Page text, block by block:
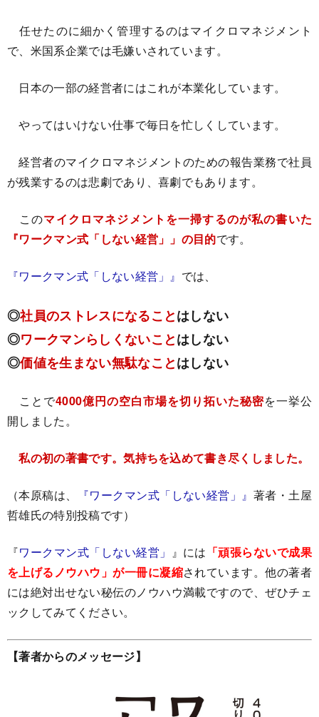
任せたのに細かく管理するのはマイクロマネジメント
で、米国系企業では毛嫌いされています。
日本の一部の経営者にはこれが本業化しています。
やってはいけない仕事で毎日を忙しくしています。
経営者のマイクロマネジメントのための報告業務で社員
が残業するのは悲劇であり、喜劇でもあります。
このマイクロマネジメントを一掃するのが私の書いた
『ワークマン式「しない経営」」の目的です。
『ワークマン式「しない経営」』 では、
◎社員のストレスになることはしない
◎ワークマンらしくないことはしない
◎価値を生まない無駄なことはしない
ことで4000億円の空白市場を切り拓いた秘密を一挙公
開しました。
私の初の著書です。気持ちを込めて書き尽くしました。
（本原稿は、 『ワークマン式「しない経営」』 著者・土屋
哲雄氏の特別投稿です）
『ワークマン式「しない経営」 』には 「頑張らないで成果
を上げるノウハウ」が一冊に凝縮されています。他の著者
には絶対出せない秘伝のノウハウ満載ですので、ぜひチェ
ックしてみてください。
【著者からのメッセージ】